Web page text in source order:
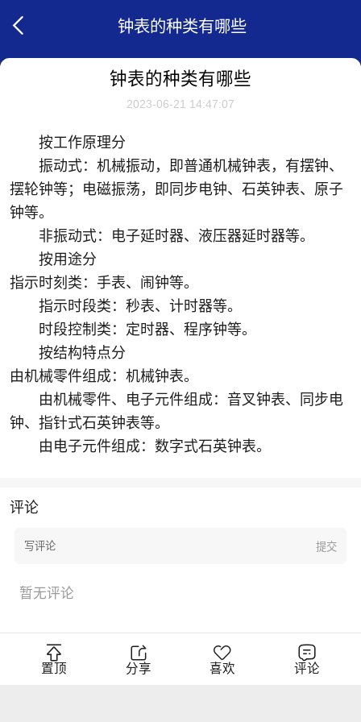
钟表的种类有哪些
钟表的种类有哪些
2023-06-21 14:47:07
按工作原理分
振动式：机械振动，即普通机械钟表，有摆钟、
摆轮钟等；电磁振荡，即同步电钟、石英钟表、原子
钟等。
非振动式：电子延时器、液压器延时器等。
按用途分
指示时刻类：手表、闹钟等。
指示时段类：秒表、计时器等。
时段控制类：定时器、程序钟等。
按结构特点分
由机械零件组成：机械钟表。
由机械零件、电子元件组成：音叉钟表、同步电
钟、指针式石英钟表等。
由电子元件组成：数字式石英钟表。
评论
暂无评论
置顶 分享 喜欢 评论